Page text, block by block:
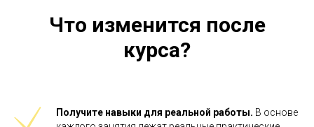
Что изменится после
курса?
Получите навыки для реальной работы. В основе